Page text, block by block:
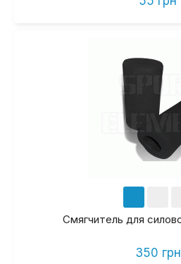
Смягчитель для
350 грн